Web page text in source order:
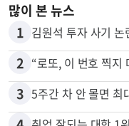
많이 본 뉴스
1 김원석 투자 사기
2 “로또, 이 번호 찍지
3 5주간 차 안 몰면 최